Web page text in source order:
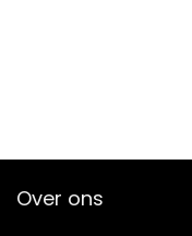
Over ons